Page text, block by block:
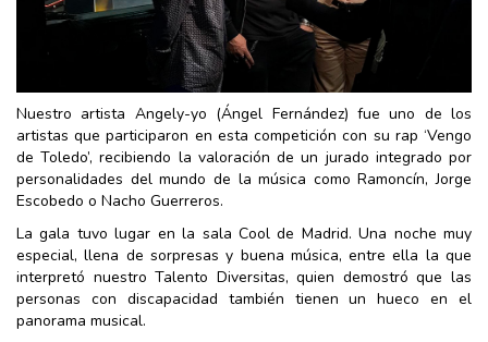
Nuestro artista Angely-yo (Ángel Fernández) fue uno de los
artistas que participaron en esta competición con su rap ‘Vengo
de Toledo’, recibiendo la valoración de un jurado integrado por
personalidades del mundo de la música como Ramoncín, Jorge
Escobedo o Nacho Guerreros.
La gala tuvo lugar en la sala Cool de Madrid. Una noche muy
especial, llena de sorpresas y buena música, entre ella la que
interpretó nuestro Talento Diversitas, quien demostró que las
personas con discapacidad también tienen un hueco en el
panorama musical.